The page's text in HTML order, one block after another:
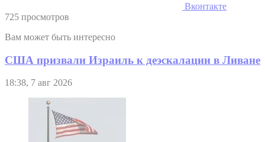
Вконтакте
725 просмотров
Вам может быть интересно
США призвали Израиль к деэскалации в Ливане
18:38, 7 авг 2026